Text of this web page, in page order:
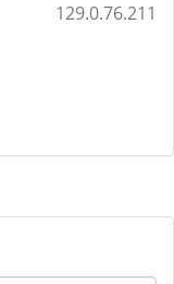
129.0.76.211